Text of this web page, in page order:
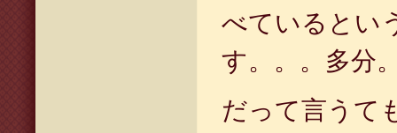
べているとい
す。。。多分
だって言うて